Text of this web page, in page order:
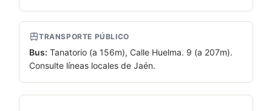
TRANSPORTE PÚBLICO
Bus: Tanatorio (a 156m), Calle Huelma. 9 (a 207m).
Consulte líneas locales de Jaén.